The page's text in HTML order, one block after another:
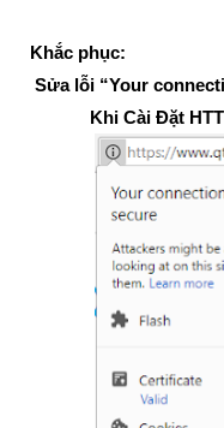
Khắc phục:
Sửa lỗi “Your
Khi Cài Đặt